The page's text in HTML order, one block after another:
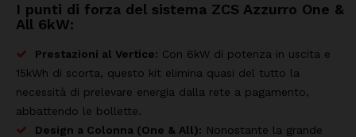
I punti di forza del sistema ZCS Azzurro One &
All 6kW:
Prestazioni al Vertice: Con 6kW di potenza in uscita e
15kWh di scorta, questo kit elimina quasi del tutto la
necessità di prelevare energia dalla rete a pagamento,
abbattendo le bollette.
Design a Colonna (One & All): Nonostante la grande